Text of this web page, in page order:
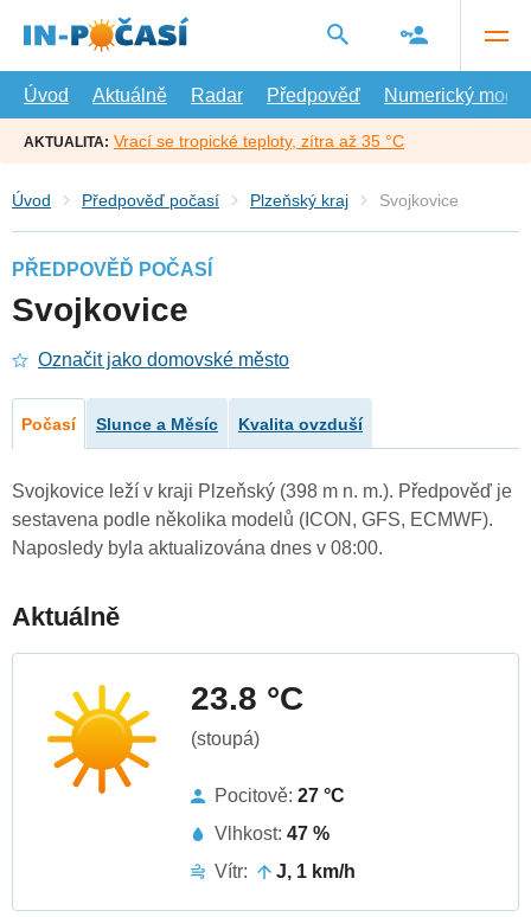
hlavní
Úvod
Aktuálně Radar Předpověď Numerický model
AKTUALITA: Vrací se tropické teploty, zítra až 35 °C
Úvod Předpověď počasí Plzeňský kraj Svojkovice
PŘEDPOVĚĎ POČASÍ
Svojkovice
Označit jako domovské město
Počasí Slunce a Měsíc Kvalita ovzduší
Svojkovice leží v kraji Plzeňský (398 m n. m.). Předpověď je
sestavena podle několika modelů (ICON, GFS, ECMWF).
Naposledy byla aktualizována dnes v 08:00.
Aktuálně
23.8 °C
(stoupá)
Pocitově: 27 °C
Vlhkost: 47 %
Vítr:
J, 1 km/h